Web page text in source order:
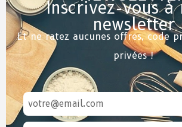
Inscrivez-vous à
newsletter
Et ne ratez aucunes offres, code
privées !